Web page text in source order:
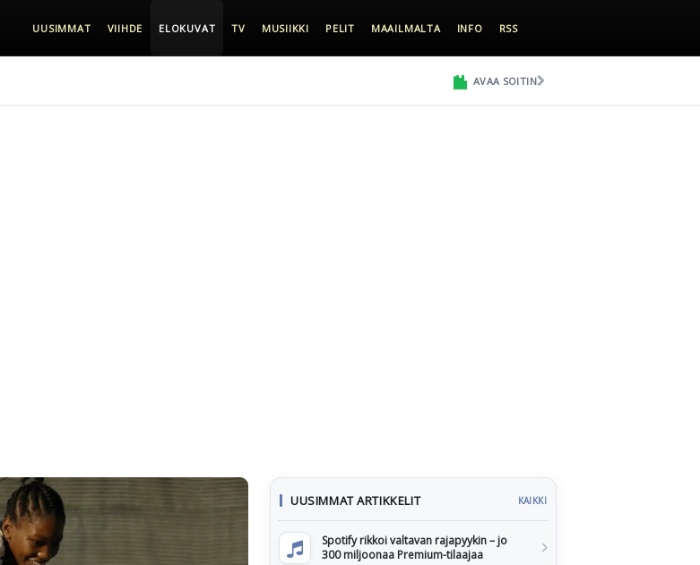
UUSIMMAT VIIHDE ELOKUVAT TV MUSIIKKI PELIT MAAILMALTA INFO RSS
AVAA SOITIN
UUSIMMAT ARTIKKELIT KAIKKI
Spotify rikkoi valtavan rajapyykin – jo
300 miljoonaa Premium-tilaajaa